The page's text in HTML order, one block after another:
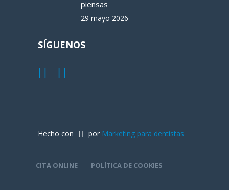
piensas
29 mayo 2026
SÍGUENOS
Hecho con por Marketing para dentistas
CITA ONLINE POLÍTICA DE COOKIES